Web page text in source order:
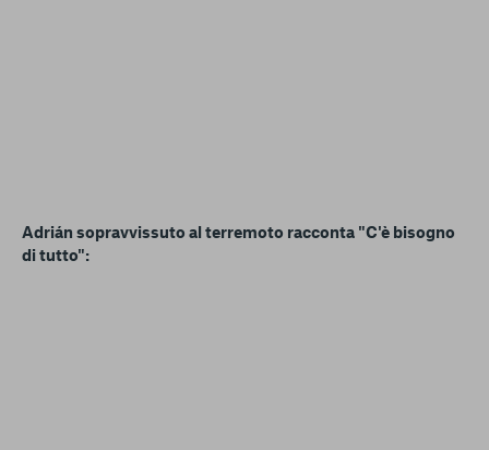
Adrián sopravvissuto al terremoto racconta "C'è bisogno
di tutto":